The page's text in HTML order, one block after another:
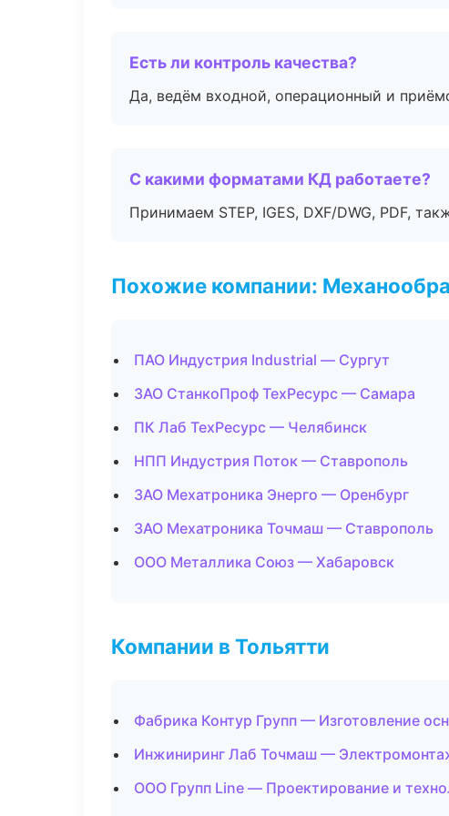
Есть ли контроль качества?
Да, ведём входной, операционный и
С какими форматами КД работаете?
Принимаем STEP, IGES, DXF/DWG, PDF,
Похожие компании:
ПАО Индустрия Industrial — Сургут
ЗАО СтанкоПроф ТехРесурс — Самара
ПК Лаб ТехРесурс — Челябинск
НПП Индустрия Поток — Ставрополь
ЗАО Мехатроника Энерго — Оренбург
ЗАО Мехатроника Точмаш — Ставрополь
ООО Металлика Союз — Хабаровск
Компании в Тольятти
Фабрика Контур Групп — Изготовление
Инжиниринг Лаб Точмаш —
ООО Групп Line — Проектирование и